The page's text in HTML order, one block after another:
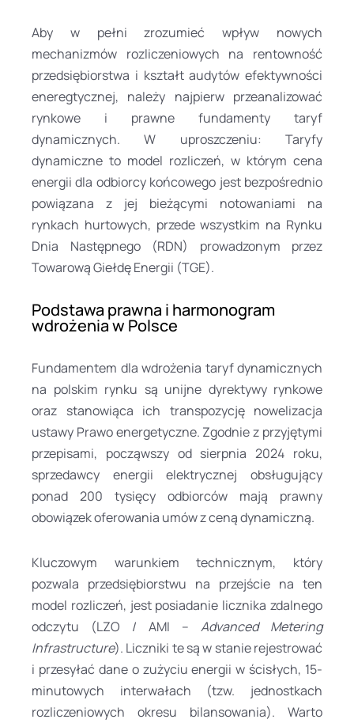
Aby w pełni zrozumieć wpływ nowych
mechanizmów rozliczeniowych na rentowność
przedsiębiorstwa i kształt audytów efektywności
eneregtycznej, należy najpierw przeanalizować
rynkowe i prawne fundamenty taryf
dynamicznych. W uproszczeniu: Taryfy
dynamiczne to model rozliczeń, w którym cena
energii dla odbiorcy końcowego jest bezpośrednio
powiązana z jej bieżącymi notowaniami na
rynkach hurtowych, przede wszystkim na Rynku
Dnia Następnego (RDN) prowadzonym przez
Towarową Giełdę Energii (TGE).
Podstawa prawna i harmonogram
wdrożenia w Polsce
Fundamentem dla wdrożenia taryf dynamicznych
na polskim rynku są unijne dyrektywy rynkowe
oraz stanowiąca ich transpozycję nowelizacja
ustawy Prawo energetyczne. Zgodnie z przyjętymi
przepisami, począwszy od sierpnia 2024 roku,
sprzedawcy energii elektrycznej obsługujący
ponad 200 tysięcy odbiorców mają prawny
obowiązek oferowania umów z ceną dynamiczną.
Kluczowym warunkiem technicznym, który
pozwala przedsiębiorstwu na przejście na ten
model rozliczeń, jest posiadanie licznika zdalnego
odczytu (LZO / AMI – Advanced Metering
Infrastructure). Liczniki te są w stanie rejestrować
i przesyłać dane o zużyciu energii w ścisłych, 15-
minutowych interwałach (tzw. jednostkach
rozliczeniowych okresu bilansowania). Warto